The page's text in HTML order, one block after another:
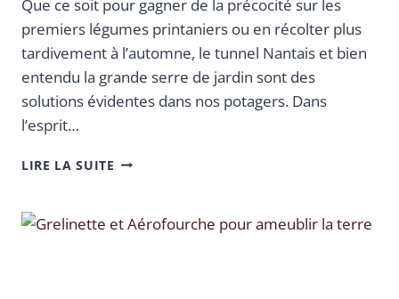
Que ce soit pour gagner de la précocité sur les
premiers légumes printaniers ou en récolter plus
tardivement à l’automne, le tunnel Nantais et bien
entendu la grande serre de jardin sont des
solutions évidentes dans nos potagers. Dans
l’esprit…
LIRE LA SUITE